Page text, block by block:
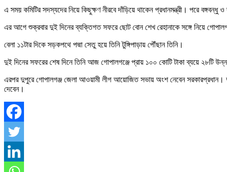
এ সময় কমিটির সদস্যদের নিয়ে কিছুক্ষণ নীরবে দাঁড়িয়ে থাকেন প্রধানমন্ত্রী। পরে
এর আগে শুক্রবার দুই দিনের ব্যক্তিগত সফরে ছোট বোন শেখ রেহানাকে সঙ্গে নিয়ে
বেলা ১১টার দিকে সড়কপথে পদ্মা সেতু হয়ে তিনি টুঙ্গিপাড়ায় পৌঁছান তিনি।
দুই দিনের সফরের শেষ দিনে তিনি আজ গোপালগঞ্জে প্রায় ১০০ কোটি টাকা ব্যয়ে ২৮টি
এরপর দুপুরে গোপালগঞ্জ জেলা আওয়ামী লীগ আয়োজিত সভায় অংশ নেবেন সরকারপ্রধান। দুপুর
দেবেন।